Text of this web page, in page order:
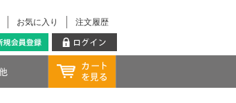
注文履歴
お気に入り